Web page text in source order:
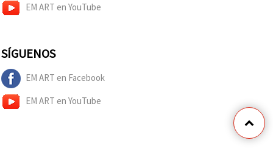
EM ART en YouTube
SÍGUENOS
EM ART en Facebook
EM ART en YouTube